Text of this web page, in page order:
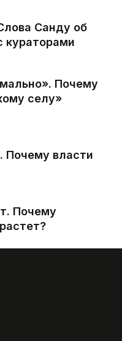
Санду об
кураторами
Почему
селу»
Почему власти
Почему